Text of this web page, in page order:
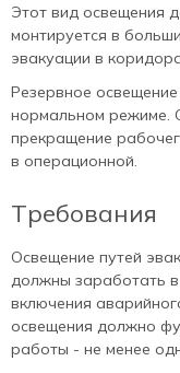
Этот вид освещения
монтируется в
эвакуации в
Резервное
нормальном режиме.
прекращение
в операционной.
Требования
Освещение путей
должны заработать в
включения
освещения должно
работы - не менее